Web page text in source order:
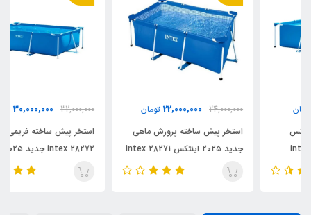
22,000,000
تومان
استخر پیش ساخته پرورش ماهی
32,000,000
30,000,000 تومان
استخر پیش ساخته فریمی اینتکس
intex 28272 جدید ۲۰۲۵